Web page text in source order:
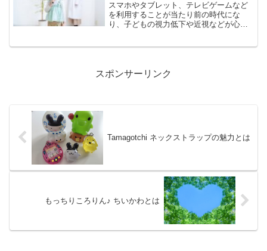
スマホやタブレット、テレビゲームなど
を利用することが当たり前の時代にな
り、子どもの視力低下や近視などが心配
スポンサーリンク
Tamagotchi ネックストラップの魅力とは
もっちりころりん♪ ちいかわとは